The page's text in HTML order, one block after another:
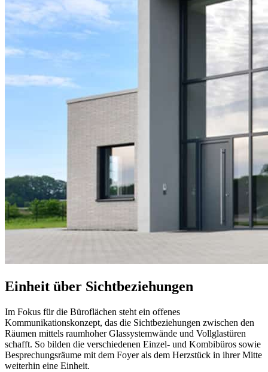
Einheit über Sichtbeziehungen
Im Fokus für die Büroflächen steht ein offenes
Kommunikationskonzept, das die Sichtbeziehungen zwischen den
Räumen mittels raumhoher Glassystemwände und Vollglastüren
schafft. So bilden die verschiedenen Einzel- und Kombibüros sowie
Besprechungsräume mit dem Foyer als dem Herzstück in ihrer Mitte
weiterhin eine Einheit.